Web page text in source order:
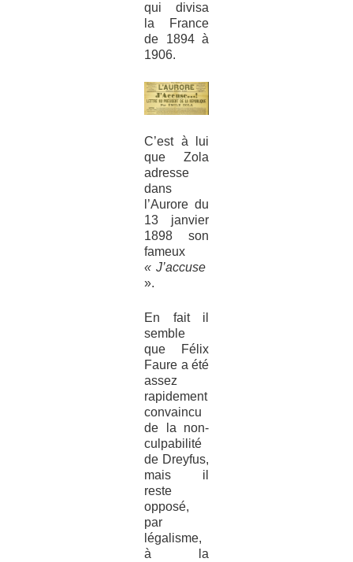
qui divisa
la France
de 1894 à
1906.
C’est à lui
que Zola
adresse
dans
l’Aurore du
13 janvier
1898 son
fameux
« J’accuse
».
En fait il
semble
que Félix
Faure a été
assez
rapidement
convaincu
de la non-
culpabilité
de Dreyfus,
mais il
reste
opposé,
par
légalisme,
à la